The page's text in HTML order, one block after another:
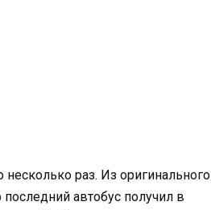
раз. Из оригинального
последний автобус получил в